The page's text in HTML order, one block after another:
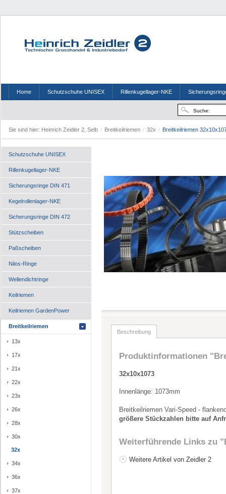
Home Schutzschuhe UNISEX Rillenkugellager-NKE
Sie sind hier: Heinrich Zeidler 2, Selb / Breitkeilriemen / 32x / Breitkeilriemen
Schutzschuhe UNISEX
Rillenkugellager-NKE
Sicherungsringe DIN 471
Kegelrollenlager-NKE
Sicherungsringe DIN 472
Stützscheiben
Paßscheiben
Nilos-Ringe
Wellendichtringe
Keilriemen
Keilriemen GardenPower
Breitkeilriemen
13x
17x
21x
22x
23x
26x
28x
30x
32x
34x
36x
37x
Beschreibung
Produktinformationen
32x10x1073
Innenlänge: 1073mm
Breitkeilriemen Vari-Speed -
größere Stückzahlen bitte auf
Weiterführende Links zu
Weitere Artikel von Zeidler 2